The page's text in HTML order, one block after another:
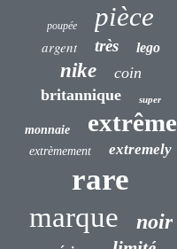
poupée pièce
argent très lego
nike
coin
britannique
super
monnaie extrême
extrèmement extremely
rare
marque noir